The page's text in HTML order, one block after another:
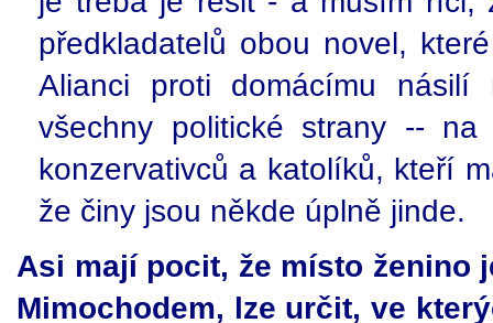
předkladatelů obou novel,
Alianci proti domácímu násilí
všechny politické strany --
konzervativců a katolíků, kteří
že činy jsou někde úplně jinde.
Asi mají pocit, že místo ženino
Mimochodem, lze určit, ve